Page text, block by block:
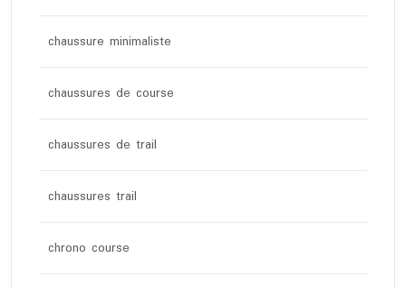
chaussure minimaliste
chaussures de course
chaussures de trail
chaussures trail
chrono course